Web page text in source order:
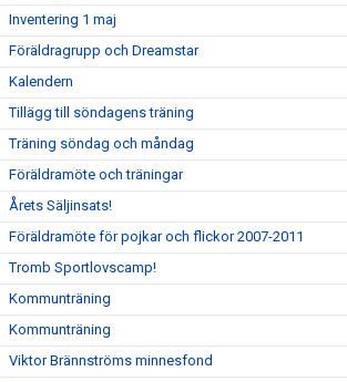
Inventering 1 maj
Föräldragrupp och Dreamstar
Kalendern
Tillägg till söndagens träning
Träning söndag och måndag
Föräldramöte och träningar
Årets Säljinsats!
Föräldramöte för pojkar och flickor 2007-2011
Tromb Sportlovscamp!
Kommunträning
Kommunträning
Viktor Brännströms minnesfond